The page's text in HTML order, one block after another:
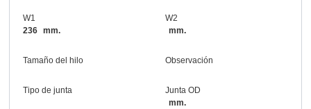
W1
236 mm.
W2
mm.
Tamaño del hilo Observación
Tipo de junta
Junta OD
mm.